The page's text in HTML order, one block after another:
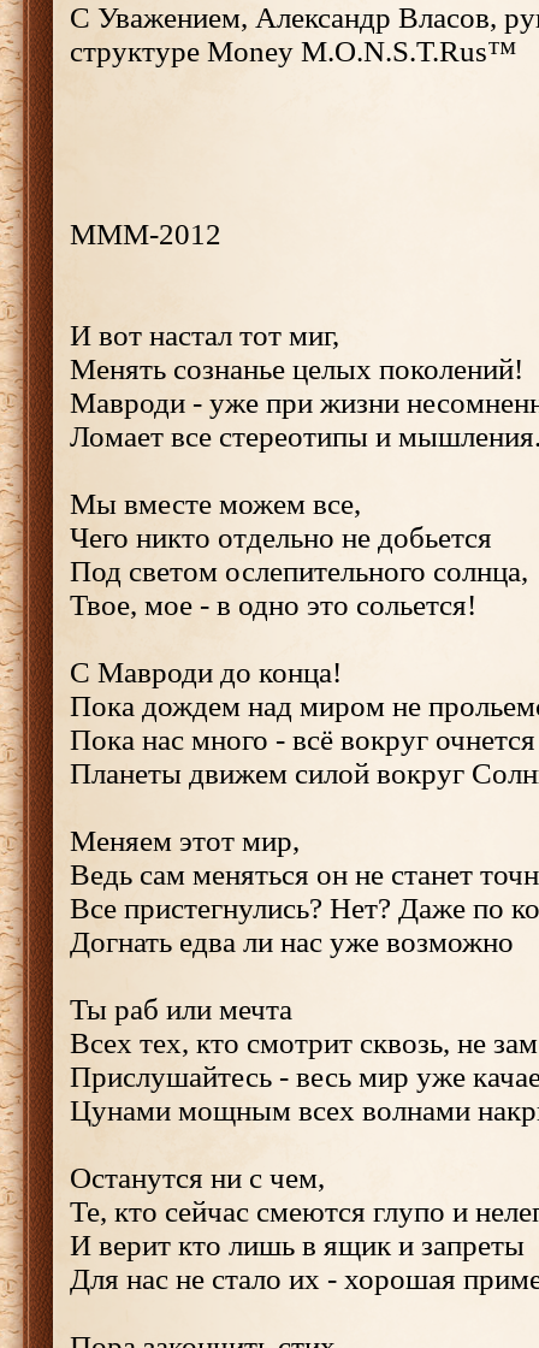
С Уважением, Александр Власов,
структуре Money M.O.N.S.T.Rus™
МММ-2012
И вот настал тот миг,
Менять сознанье целых поколений!
Мавроди - уже при жизни
Ломает все стереотипы и
Мы вместе можем все,
Чего никто отдельно не добьется
Под светом ослепительного солнца,
Твое, мое - в одно это сольется!
С Мавроди до конца!
Пока дождем над миром не
Пока нас много - всё вокруг очнется
Планеты движем силой вокруг
Меняем этот мир,
Ведь сам меняться он не станет
Все пристегнулись? Нет? Даже по
Догнать едва ли нас уже возможно
Ты раб или мечта
Всех тех, кто смотрит сквозь, не
Прислушайтесь - весь мир уже
Цунами мощным всех волнами
Останутся ни с чем,
Те, кто сейчас смеются глупо и
И верит кто лишь в ящик и запреты
Для нас не стало их - хорошая